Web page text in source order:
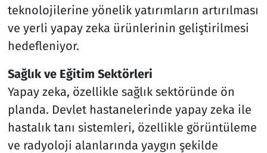
teknolojilerine yönelik yatırımların artırılması
ve yerli yapay zeka ürünlerinin geliştirilmesi
hedefleniyor.
Sağlık ve Eğitim Sektörleri
Yapay zeka, özellikle sağlık sektöründe ön
planda. Devlet hastanelerinde yapay zeka ile
hastalık tanı sistemleri, özellikle görüntüleme
ve radyoloji alanlarında yaygın şekilde